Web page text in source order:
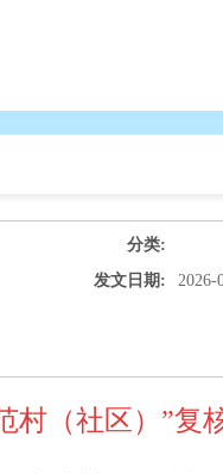
分类:
发文日期:
2026-
村（社区）”复